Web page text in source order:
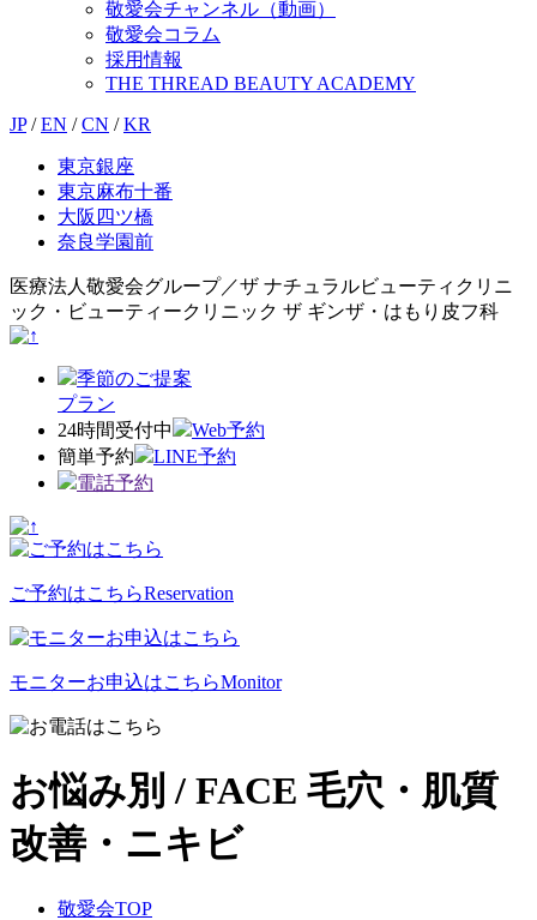
敬愛会チャンネル（動画）
敬愛会コラム
採用情報
THE THREAD BEAUTY ACADEMY
JP / EN / CN / KR
東京銀座
東京麻布十番
大阪四ツ橋
奈良学園前
医療法人敬愛会グループ／ザ ナチュラルビューティクリニ
ック・ビューティークリニック ザ ギンザ・はもり皮フ科
季節のご提案
プラン
24時間受付中
Web予約
簡単予約
LINE予約
電話予約
ご予約はこちらReservation
モニターお申込はこちらMonitor
お悩み別 / FACE 毛穴・肌質
改善・ニキビ
敬愛会TOP